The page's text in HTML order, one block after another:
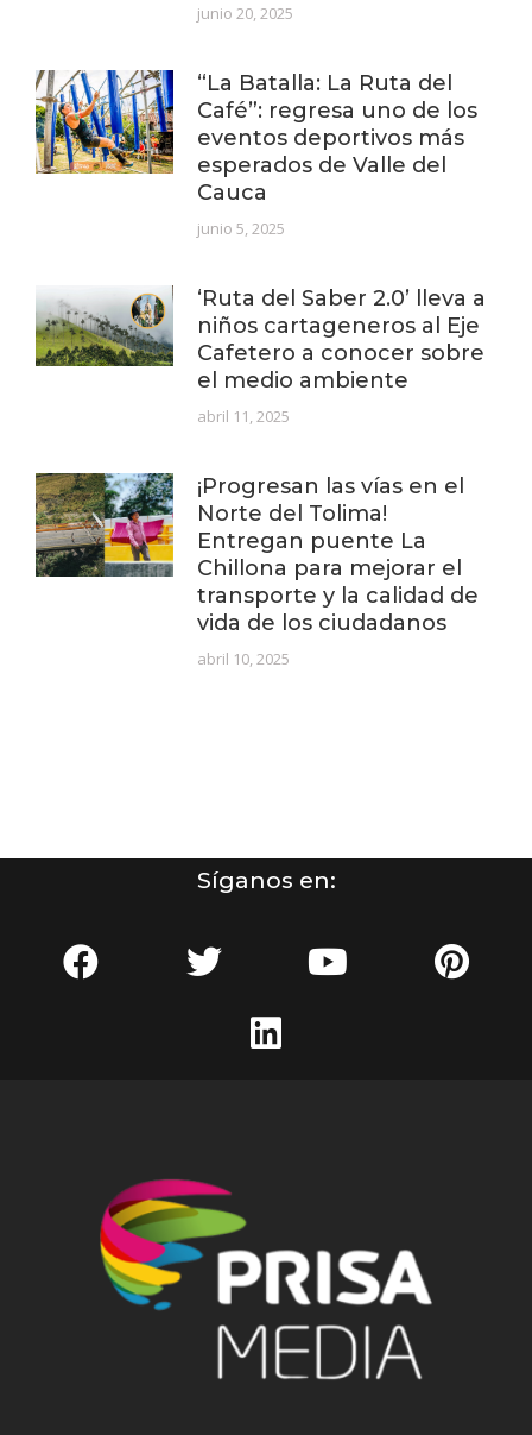
junio 20, 2025
“La Batalla: La Ruta del
Café”: regresa uno de los
eventos deportivos más
esperados de Valle del
Cauca
junio 5, 2025
‘Ruta del Saber 2.0’ lleva a
niños cartageneros al Eje
Cafetero a conocer sobre
el medio ambiente
abril 11, 2025
¡Progresan las vías en el
Norte del Tolima!
Entregan puente La
Chillona para mejorar el
transporte y la calidad de
vida de los ciudadanos
abril 10, 2025
Síganos en: